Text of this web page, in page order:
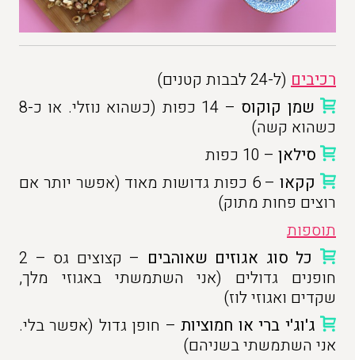
רכיבים (ל-24 לבבות קטנים)
שמן קוקוס
– 14 כפות (כשהוא נוזלי. או כ-8
כשהוא קשה)
סילאן – 10 כפות
קקאו
– 6 כפות גדושות מאוד (אפשר יותר אם
רוצים פחות מתוק)
תוספות
כל סוג אגוזים שאוהבים
– קצוצים גס – 2
חופנים גדולים (אני השתמשתי באגוזי מלך,
שקדים ואגוזי לוז)
ג'וג'י ברי או חמוציות– חופן גדול (אפשר בלי.
אני השתמשתי בשניהם)